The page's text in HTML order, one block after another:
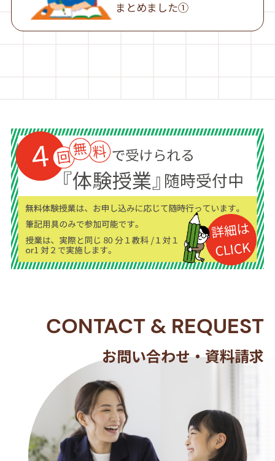
まとめました①
CONTACT & REQUEST
お問い合わせ・資料請求